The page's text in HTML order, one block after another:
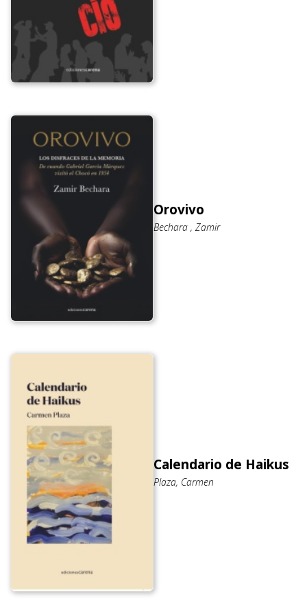
Orovivo
Bechara , Zamir
Calendario de Haikus
Plaza, Carmen